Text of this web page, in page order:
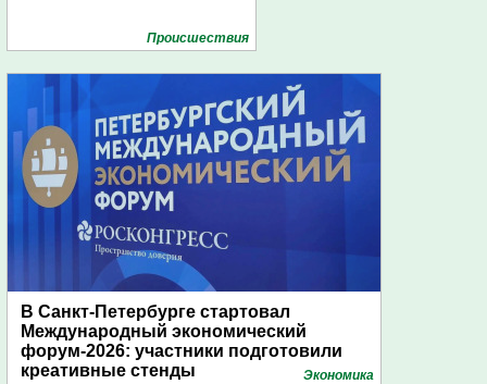
Проиcшествия
В Санкт-Петербурге стартовал
Международный экономический
форум-2026: участники подготовили
креативные стенды
Экономика